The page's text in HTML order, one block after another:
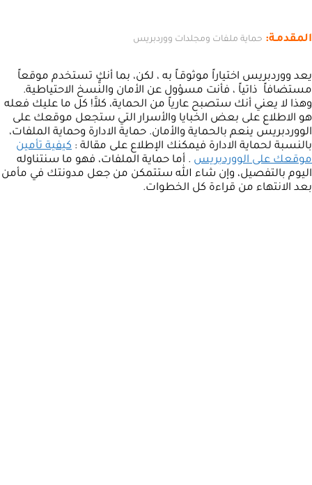
المقدمـة: حماية ملفات ومجلدات ووردبريس
يعد ووردبريس اختياراً موثوقـاً به ، لكن، بما أنك تستخدم موقعاً
مستضافاً ذاتياً ، فأنت مسؤول عن الأمان والنُّسخ الاحتياطية.
وهذا لا يعني أنك ستصبح عارياً من الحماية، كلاَّ! كل ما عليك فعله
هو الاطلاع على بعض الخبايا والأسرار التي ستجعل موقعك على
الووردبريس ينعم بالحماية والأمان. حماية الادارة وحماية الملفات،
بالنسبة لحماية الادارة فيمكنك الإطلاع على مقالة : كيفية تأمين
موقعك على الووردبريس . أما حماية الملفات، فهو ما سنتناوله
اليوم بالتفصيل، وإن شاء الله ستتمكن من جعل مدونتك في مأمن
بعد الانتهاء من قراءة كل الخطوات.